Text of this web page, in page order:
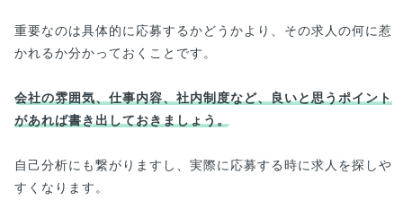
重要なのは具体的に応募するかどうかより、その求人の何に惹
かれるか分かっておくことです。
会社の雰囲気、仕事内容、社内制度など、良いと思うポイント
があれば書き出しておきましょう。
自己分析にも繋がりますし、実際に応募する時に求人を探しや
すくなります。